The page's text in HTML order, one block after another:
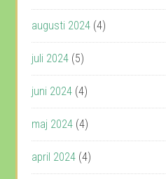
augusti 2024 (4)
juli 2024 (5)
juni 2024 (4)
maj 2024 (4)
april 2024 (4)